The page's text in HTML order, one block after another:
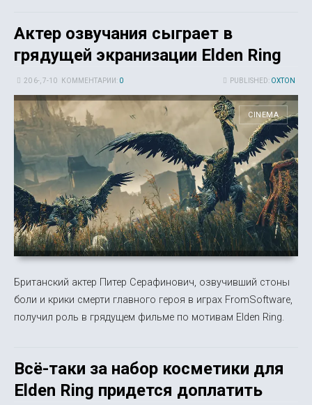
Актер озвучания сыграет в
грядущей экранизации Elden Ring
PUBLISHED: OXTON
20 6-, 7-10 КОММЕНТАРИИ: 0
CINEMA
Британский актер Питер Серафинович, озвучивший стоны
боли и крики смерти главного героя в играх FromSoftware,
получил роль в грядущем фильме по мотивам Elden Ring.
Всё-таки за набор косметики для
Elden Ring придется доплатить